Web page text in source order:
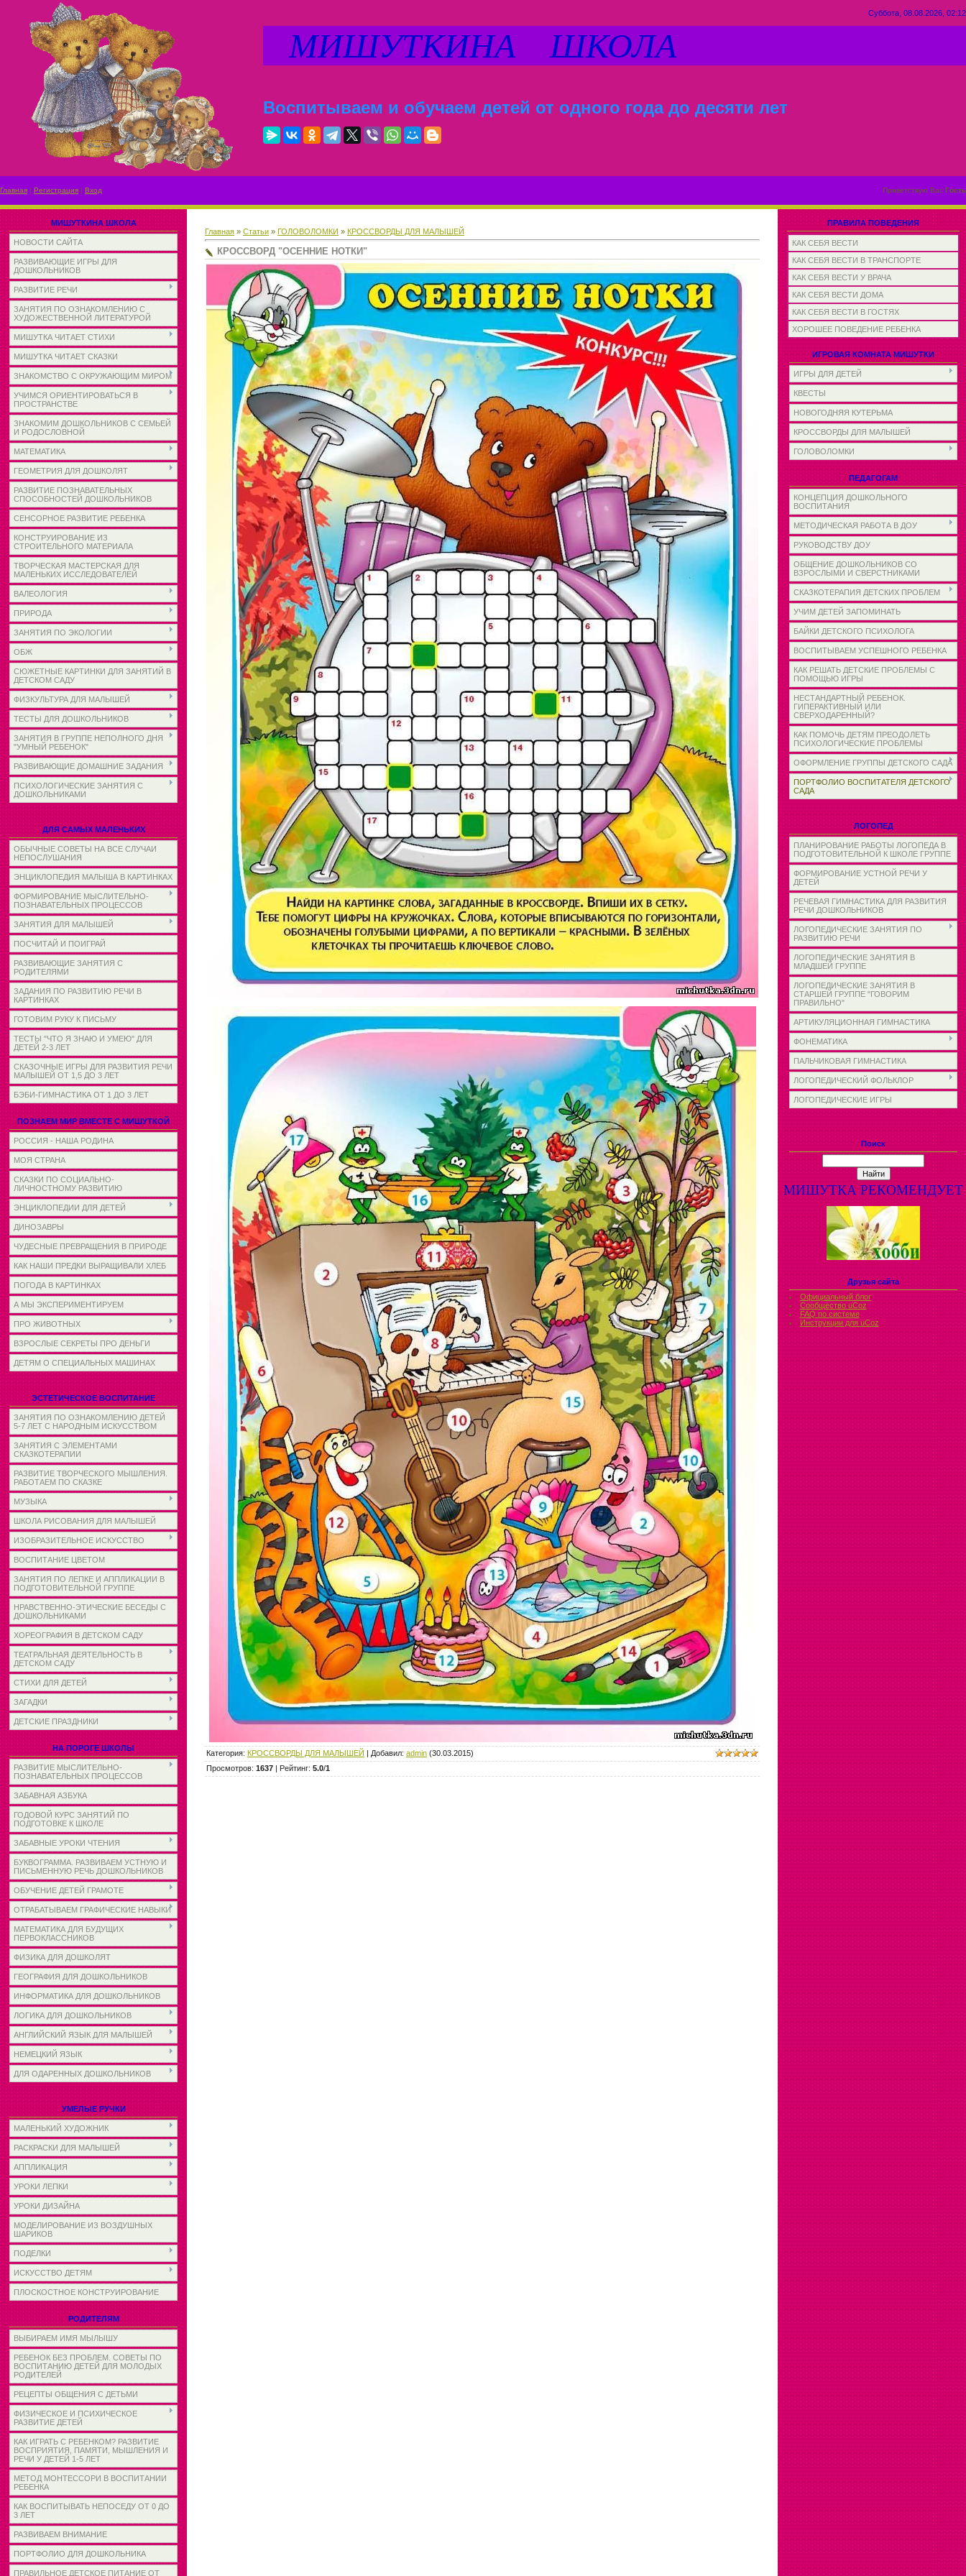
Суббота, 08.08.2026, 02:12
МИШУТКИНА ШКОЛА
Воспитываем и обучаем детей от одного года до десяти лет
Главная | Регистрация | Вход Приветствую Вас Гость
МИШУТКИНА ШКОЛА
НОВОСТИ САЙТА
РАЗВИВАЮЩИЕ ИГРЫ ДЛЯ
ДОШКОЛЬНИКОВ
РАЗВИТИЕ РЕЧИ
ЗАНЯТИЯ ПО ОЗНАКОМЛЕНИЮ С
ХУДОЖЕСТВЕННОЙ ЛИТЕРАТУРОЙ
МИШУТКА ЧИТАЕТ СТИХИ
МИШУТКА ЧИТАЕТ СКАЗКИ
ЗНАКОМСТВО С ОКРУЖАЮЩИМ МИРОМ
УЧИМСЯ ОРИЕНТИРОВАТЬСЯ В
ПРОСТРАНСТВЕ
ЗНАКОМИМ ДОШКОЛЬНИКОВ С СЕМЬЕЙ
И РОДОСЛОВНОЙ
МАТЕМАТИКА
ГЕОМЕТРИЯ ДЛЯ ДОШКОЛЯТ
РАЗВИТИЕ ПОЗНАВАТЕЛЬНЫХ
СПОСОБНОСТЕЙ ДОШКОЛЬНИКОВ
СЕНСОРНОЕ РАЗВИТИЕ РЕБЕНКА
КОНСТРУИРОВАНИЕ ИЗ
СТРОИТЕЛЬНОГО МАТЕРИАЛА
ТВОРЧЕСКАЯ МАСТЕРСКАЯ ДЛЯ
МАЛЕНЬКИХ ИССЛЕДОВАТЕЛЕЙ
ВАЛЕОЛОГИЯ
ПРИРОДА
ЗАНЯТИЯ ПО ЭКОЛОГИИ
ОБЖ
СЮЖЕТНЫЕ КАРТИНКИ ДЛЯ ЗАНЯТИЙ В
ДЕТСКОМ САДУ
ФИЗКУЛЬТУРА ДЛЯ МАЛЫШЕЙ
ТЕСТЫ ДЛЯ ДОШКОЛЬНИКОВ
ЗАНЯТИЯ В ГРУППЕ НЕПОЛНОГО ДНЯ
"УМНЫЙ РЕБЕНОК"
РАЗВИВАЮЩИЕ ДОМАШНИЕ ЗАДАНИЯ
ПСИХОЛОГИЧЕСКИЕ ЗАНЯТИЯ С
ДОШКОЛЬНИКАМИ
ДЛЯ САМЫХ МАЛЕНЬКИХ
ОБЫЧНЫЕ СОВЕТЫ НА ВСЕ СЛУЧАИ
НЕПОСЛУШАНИЯ
ЭНЦИКЛОПЕДИЯ МАЛЫША В КАРТИНКАХ
ФОРМИРОВАНИЕ МЫСЛИТЕЛЬНО-
ПОЗНАВАТЕЛЬНЫХ ПРОЦЕССОВ
ЗАНЯТИЯ ДЛЯ МАЛЫШЕЙ
ПОСЧИТАЙ И ПОИГРАЙ
РАЗВИВАЮЩИЕ ЗАНЯТИЯ С
РОДИТЕЛЯМИ
ЗАДАНИЯ ПО РАЗВИТИЮ РЕЧИ В
КАРТИНКАХ
ГОТОВИМ РУКУ К ПИСЬМУ
ТЕСТЫ "ЧТО Я ЗНАЮ И УМЕЮ" ДЛЯ
ДЕТЕЙ 2-3 ЛЕТ
СКАЗОЧНЫЕ ИГРЫ ДЛЯ РАЗВИТИЯ РЕЧИ
МАЛЫШЕЙ ОТ 1,5 ДО 3 ЛЕТ
БЭБИ-ГИМНАСТИКА ОТ 1 ДО 3 ЛЕТ
ПОЗНАЕМ МИР ВМЕСТЕ С МИШУТКОЙ
РОССИЯ - НАША РОДИНА
МОЯ СТРАНА
СКАЗКИ ПО СОЦИАЛЬНО-
ЛИЧНОСТНОМУ РАЗВИТИЮ
ЭНЦИКЛОПЕДИИ ДЛЯ ДЕТЕЙ
ДИНОЗАВРЫ
ЧУДЕСНЫЕ ПРЕВРАЩЕНИЯ В ПРИРОДЕ
КАК НАШИ ПРЕДКИ ВЫРАЩИВАЛИ ХЛЕБ
ПОГОДА В КАРТИНКАХ
А МЫ ЭКСПЕРИМЕНТИРУЕМ
ПРО ЖИВОТНЫХ
ВЗРОСЛЫЕ СЕКРЕТЫ ПРО ДЕНЬГИ
ДЕТЯМ О СПЕЦИАЛЬНЫХ МАШИНАХ
ЭСТЕТИЧЕСКОЕ ВОСПИТАНИЕ
ЗАНЯТИЯ ПО ОЗНАКОМЛЕНИЮ ДЕТЕЙ
5-7 ЛЕТ С НАРОДНЫМ ИСКУССТВОМ
ЗАНЯТИЯ С ЭЛЕМЕНТАМИ
СКАЗКОТЕРАПИИ
РАЗВИТИЕ ТВОРЧЕСКОГО МЫШЛЕНИЯ.
РАБОТАЕМ ПО СКАЗКЕ
МУЗЫКА
ШКОЛА РИСОВАНИЯ ДЛЯ МАЛЫШЕЙ
ИЗОБРАЗИТЕЛЬНОЕ ИСКУССТВО
ВОСПИТАНИЕ ЦВЕТОМ
ЗАНЯТИЯ ПО ЛЕПКЕ И АППЛИКАЦИИ В
ПОДГОТОВИТЕЛЬНОЙ ГРУППЕ
НРАВСТВЕННО-ЭТИЧЕСКИЕ БЕСЕДЫ С
ДОШКОЛЬНИКАМИ
ХОРЕОГРАФИЯ В ДЕТСКОМ САДУ
ТЕАТРАЛЬНАЯ ДЕЯТЕЛЬНОСТЬ В
ДЕТСКОМ САДУ
СТИХИ ДЛЯ ДЕТЕЙ
ЗАГАДКИ
ДЕТСКИЕ ПРАЗДНИКИ
НА ПОРОГЕ ШКОЛЫ
РАЗВИТИЕ МЫСЛИТЕЛЬНО-
ПОЗНАВАТЕЛЬНЫХ ПРОЦЕССОВ
ЗАБАВНАЯ АЗБУКА
ГОДОВОЙ КУРС ЗАНЯТИЙ ПО
ПОДГОТОВКЕ К ШКОЛЕ
ЗАБАВНЫЕ УРОКИ ЧТЕНИЯ
БУКВОГРАММА. РАЗВИВАЕМ УСТНУЮ И
ПИСЬМЕННУЮ РЕЧЬ ДОШКОЛЬНИКОВ
ОБУЧЕНИЕ ДЕТЕЙ ГРАМОТЕ
ОТРАБАТЫВАЕМ ГРАФИЧЕСКИЕ НАВЫКИ
МАТЕМАТИКА ДЛЯ БУДУЩИХ
ПЕРВОКЛАССНИКОВ
ФИЗИКА ДЛЯ ДОШКОЛЯТ
ГЕОГРАФИЯ ДЛЯ ДОШКОЛЬНИКОВ
ИНФОРМАТИКА ДЛЯ ДОШКОЛЬНИКОВ
ЛОГИКА ДЛЯ ДОШКОЛЬНИКОВ
АНГЛИЙСКИЙ ЯЗЫК ДЛЯ МАЛЫШЕЙ
НЕМЕЦКИЙ ЯЗЫК
ДЛЯ ОДАРЕННЫХ ДОШКОЛЬНИКОВ
УМЕЛЫЕ РУЧКИ
МАЛЕНЬКИЙ ХУДОЖНИК
РАСКРАСКИ ДЛЯ МАЛЫШЕЙ
АППЛИКАЦИЯ
УРОКИ ЛЕПКИ
УРОКИ ДИЗАЙНА
МОДЕЛИРОВАНИЕ ИЗ ВОЗДУШНЫХ
ШАРИКОВ
ПОДЕЛКИ
ИСКУССТВО ДЕТЯМ
ПЛОСКОСТНОЕ КОНСТРУИРОВАНИЕ
РОДИТЕЛЯМ
ВЫБИРАЕМ ИМЯ МЫЛЫШУ
РЕБЕНОК БЕЗ ПРОБЛЕМ. СОВЕТЫ ПО
ВОСПИТАНИЮ ДЕТЕЙ ДЛЯ МОЛОДЫХ
РОДИТЕЛЕЙ
РЕЦЕПТЫ ОБЩЕНИЯ С ДЕТЬМИ
ФИЗИЧЕСКОЕ И ПСИХИЧЕСКОЕ
РАЗВИТИЕ ДЕТЕЙ
КАК ИГРАТЬ С РЕБЕНКОМ? РАЗВИТИЕ
ВОСПРИЯТИЯ, ПАМЯТИ, МЫШЛЕНИЯ И
РЕЧИ У ДЕТЕЙ 1-5 ЛЕТ
МЕТОД МОНТЕССОРИ В ВОСПИТАНИИ
РЕБЕНКА
КАК ВОСПИТЫВАТЬ НЕПОСЕДУ ОТ 0 ДО
3 ЛЕТ
РАЗВИВАЕМ ВНИМАНИЕ
ПОРТФОЛИО ДЛЯ ДОШКОЛЬНИКА
ПРАВИЛЬНОЕ ДЕТСКОЕ ПИТАНИЕ ОТ
Главная » Статьи » ГОЛОВОЛОМКИ » КРОССВОРДЫ ДЛЯ МАЛЫШЕЙ
КРОССВОРД "ОСЕННИЕ НОТКИ"
Категория: КРОССВОРДЫ ДЛЯ МАЛЫШЕЙ | Добавил: admin (30.03.2015)
Просмотров: 1637 | Рейтинг: 5.0/1
ПРАВИЛА ПОВЕДЕНИЯ
КАК СЕБЯ ВЕСТИ
КАК СЕБЯ ВЕСТИ В ТРАНСПОРТЕ
КАК СЕБЯ ВЕСТИ У ВРАЧА
КАК СЕБЯ ВЕСТИ ДОМА
КАК СЕБЯ ВЕСТИ В ГОСТЯХ
ХОРОШЕЕ ПОВЕДЕНИЕ РЕБЕНКА
ИГРОВАЯ КОМНАТА МИШУТКИ
ИГРЫ ДЛЯ ДЕТЕЙ
КВЕСТЫ
НОВОГОДНЯЯ КУТЕРЬМА
КРОССВОРДЫ ДЛЯ МАЛЫШЕЙ
ГОЛОВОЛОМКИ
ПЕДАГОГАМ
КОНЦЕПЦИЯ ДОШКОЛЬНОГО
ВОСПИТАНИЯ
МЕТОДИЧЕСКАЯ РАБОТА В ДОУ
РУКОВОДСТВУ ДОУ
ОБЩЕНИЕ ДОШКОЛЬНИКОВ СО
ВЗРОСЛЫМИ И СВЕРСТНИКАМИ
СКАЗКОТЕРАПИЯ ДЕТСКИХ ПРОБЛЕМ
УЧИМ ДЕТЕЙ ЗАПОМИНАТЬ
БАЙКИ ДЕТСКОГО ПСИХОЛОГА
ВОСПИТЫВАЕМ УСПЕШНОГО РЕБЕНКА
КАК РЕШАТЬ ДЕТСКИЕ ПРОБЛЕМЫ С
ПОМОЩЬЮ ИГРЫ
НЕСТАНДАРТНЫЙ РЕБЕНОК.
ГИПЕРАКТИВНЫЙ ИЛИ
СВЕРХОДАРЕННЫЙ?
КАК ПОМОЧЬ ДЕТЯМ ПРЕОДОЛЕТЬ
ПСИХОЛОГИЧЕСКИЕ ПРОБЛЕМЫ
ОФОРМЛЕНИЕ ГРУППЫ ДЕТСКОГО САДА
ПОРТФОЛИО ВОСПИТАТЕЛЯ ДЕТСКОГО
САДА
ЛОГОПЕД
ПЛАНИРОВАНИЕ РАБОТЫ ЛОГОПЕДА В
ПОДГОТОВИТЕЛЬНОЙ К ШКОЛЕ ГРУППЕ
ФОРМИРОВАНИЕ УСТНОЙ РЕЧИ У
ДЕТЕЙ
РЕЧЕВАЯ ГИМНАСТИКА ДЛЯ РАЗВИТИЯ
РЕЧИ ДОШКОЛЬНИКОВ
ЛОГОПЕДИЧЕСКИЕ ЗАНЯТИЯ ПО
РАЗВИТИЮ РЕЧИ
ЛОГОПЕДИЧЕСКИЕ ЗАНЯТИЯ В
МЛАДШЕЙ ГРУППЕ
ЛОГОПЕДИЧЕСКИЕ ЗАНЯТИЯ В
СТАРШЕЙ ГРУППЕ "ГОВОРИМ
ПРАВИЛЬНО"
АРТИКУЛЯЦИОННАЯ ГИМНАСТИКА
ФОНЕМАТИКА
ПАЛЬЧИКОВАЯ ГИМНАСТИКА
ЛОГОПЕДИЧЕСКИЙ ФОЛЬКЛОР
ЛОГОПЕДИЧЕСКИЕ ИГРЫ
Поиск
МИШУТКА РЕКОМЕНДУЕТ
Друзья сайта
Официальный блог
Сообщество uCoz
FAQ по системе
Инструкции для uCoz